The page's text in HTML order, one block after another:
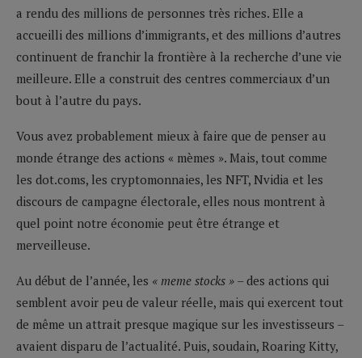
a rendu des millions de personnes très riches. Elle a
accueilli des millions d’immigrants, et des millions d’autres
continuent de franchir la frontière à la recherche d’une vie
meilleure. Elle a construit des centres commerciaux d’un
bout à l’autre du pays.
Vous avez probablement mieux à faire que de penser au
monde étrange des actions « mèmes ». Mais, tout comme
les dot.coms, les cryptomonnaies, les NFT, Nvidia et les
discours de campagne électorale, elles nous montrent à
quel point notre économie peut être étrange et
merveilleuse.
Au début de l’année, les « meme stocks » – des actions qui
semblent avoir peu de valeur réelle, mais qui exercent tout
de même un attrait presque magique sur les investisseurs –
avaient disparu de l’actualité. Puis, soudain, Roaring Kitty,